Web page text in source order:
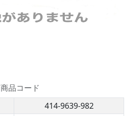
商品コード
414-9639-982